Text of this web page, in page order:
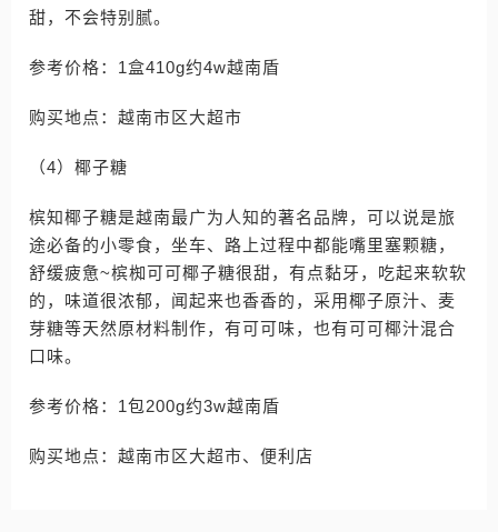
甜，不会特别腻。
参考价格：1盒410g约4w越南盾
购买地点：越南市区大超市
（4）椰子糖
槟知椰子糖是越南最广为人知的著名品牌，可以说是旅
途必备的小零食，坐车、路上过程中都能嘴里塞颗糖，
舒缓疲惫~槟椥可可椰子糖很甜，有点黏牙，吃起来软软
的，味道很浓郁，闻起来也香香的，采用椰子原汁、麦
芽糖等天然原材料制作，有可可味，也有可可椰汁混合
口味。
参考价格：1包200g约3w越南盾
购买地点：越南市区大超市、便利店